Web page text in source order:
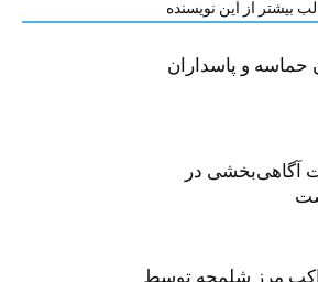
بیشتر از این نویسنده
حماسه و پاسداران
آگاهی‌بخشی در
مرز شلمچه توسط